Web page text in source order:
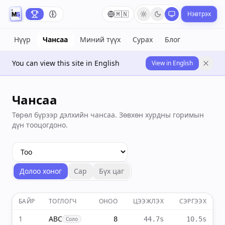
🇲🇳 Нэвтрэх
Нүүр Чансаа Миний түүх Сурах Блог
You can view this site in English View in English
Чансаа
Төрөл бүрээр дэлхийн чансаа. Зөвхөн хурдны горимын
дүн тооцогдоно.
Долоо хоног Сар Бүх цаг
БАЙР ТОГЛОГЧ ОНОО ЦЭЭЖЛЭХ СЭРГЭЭХ
1 ABC Соло 8 44.7s 10.5s